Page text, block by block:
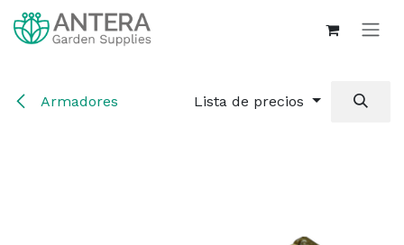
Ir al contenido
Armadores Lista de precios